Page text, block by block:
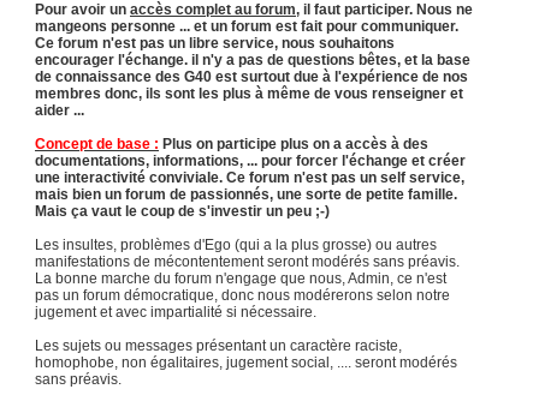
Pour avoir un accès complet au forum, il faut participer. Nous ne
mangeons personne ... et un forum est fait pour communiquer.
Ce forum n'est pas un libre service, nous souhaitons
encourager l'échange. il n'y a pas de questions bêtes, et la base
de connaissance des G40 est surtout due à l'expérience de nos
membres donc, ils sont les plus à même de vous renseigner et
aider ...
Concept de base : Plus on participe plus on a accès à des
documentations, informations, ... pour forcer l'échange et créer
une interactivité conviviale. Ce forum n'est pas un self service,
mais bien un forum de passionnés, une sorte de petite famille.
Mais ça vaut le coup de s'investir un peu ;-)
Les insultes, problèmes d'Ego (qui a la plus grosse) ou autres
manifestations de mécontentement seront modérés sans préavis.
La bonne marche du forum n'engage que nous, Admin, ce n'est
pas un forum démocratique, donc nous modérerons selon notre
jugement et avec impartialité si nécessaire.
Les sujets ou messages présentant un caractère raciste,
homophobe, non égalitaires, jugement social, .... seront modérés
sans préavis.